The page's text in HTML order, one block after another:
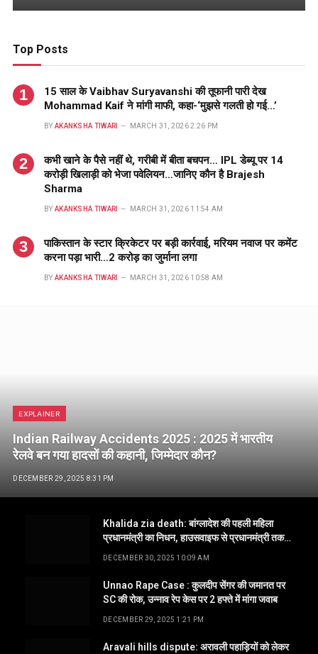
Top Posts
15 साल के Vaibhav Suryavanshi की तूफानी पारी देख
Mohammad Kaif ने मांगी माफी, कहा-‘मुझसे गलती हो गई…’
BY AKANKSHA TIWARI MARCH 31, 2026 2:26 PM
कभी खाने के पैसे नहीं थे, गरीबी में बीता बचपन… IPL डेब्यू पर 14
करोड़ी खिलाड़ी को भेजा पवेलियन…जानिए कौन है Brajesh
Sharma
BY AKANKSHA TIWARI MARCH 31, 2026 11:54 AM
पाकिस्तान के स्टार क्रिकेटर पर बड़ी कार्रवाई, मरियम नवाज पर कमेंट
करना पड़ा भारी…2 करोड़ का जुर्माना लगा
BY AKANKSHA TIWARI MARCH 31, 2026 10:58 AM
EXPLAINER
Indian Railway Accidents 2025 : 2025 में भारतीय
रेलवे बन गया हादसों की कहानी, जिम्मेदार कौन?
DECEMBER 29, 2025 8:31 PM
Khalida zia death: बांग्लादेश की पहली महिला
प्रधानमंत्री का निधन, हाउसवाइफ से प्रधानमंत्री तक
DECEMBER 30, 2025 10:09 AM
Unnao Rape Case : कुलदीप सेंगर की जमानत पर
SC की रोक, उन्नाव रेप केस पर 2 हफ्ते में मांगा जवाब
DECEMBER 29, 2025 1:21 PM
Aravali hills dispute: अरावली पहाड़ियों को लेकर